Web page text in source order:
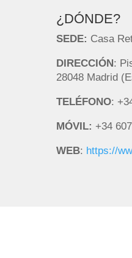
¿DÓNDE?
SEDE: Casa
DIRECCIÓN:
28048 Madrid
TELÉFONO:
MÓVIL: +34
WEB: https://